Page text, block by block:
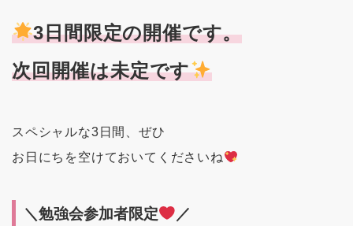
3日間限定の開催です。
次回開催は未定です
スペシャルな3日間、ぜひ
お日にちを空けておいてくださいね
＼勉強会参加者限定
／